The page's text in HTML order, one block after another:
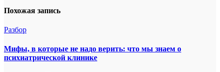
Похожая запись
Разбор
Мифы, в которые не надо верить: что мы знаем о
психиатрической клинике